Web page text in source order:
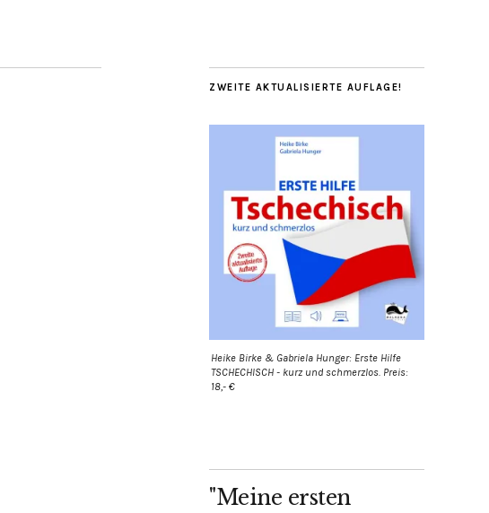
ZWEITE AKTUALISIERTE AUFLAGE!
Heike Birke & Gabriela Hunger: Erste Hilfe
TSCHECHISCH - kurz und schmerzlos. Preis:
18,- €
"Meine ersten